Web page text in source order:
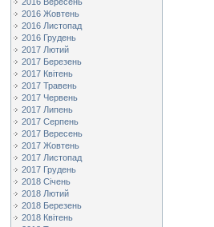
2016 Жовтень
2016 Листопад
2016 Грудень
2017 Лютий
2017 Березень
2017 Квітень
2017 Травень
2017 Червень
2017 Липень
2017 Серпень
2017 Вересень
2017 Жовтень
2017 Листопад
2017 Грудень
2018 Січень
2018 Лютий
2018 Березень
2018 Квітень